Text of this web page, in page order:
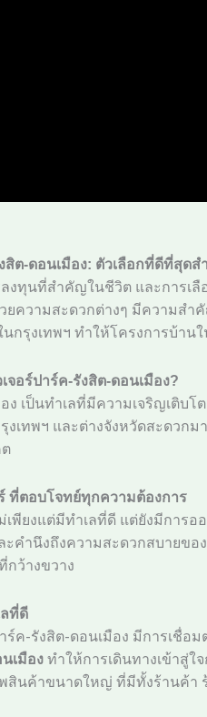
สิต-ดอนเมือง: ตัวเลือกที่ดีที่สุด
งทุนที่สำคัญในชีวิต และการ
ยความสะดวกต่างๆ มีความส
กรุงเทพฯ ทำให้โครงการบ้า
จอร์ปาร์ค-รังสิต-ดอนเมือง?
ง เป็นทำเลที่มีความเจริญเติ
งเทพฯ และต่างจังหวัดสะดวก
ที่ตอบโจทย์ทุกความต้องการ
เพียงแต่มีทำเลที่ดี แต่ยังมีกา
ะคำนึงถึงความสะดวกสบายข
ว้างขวาง
ที่ดี
ร์ค-รังสิต-ดอนเมือง มีการเชื่
เมืองทำให้การเดินทางเข้าสู่ใ
สินค้าขนาดใหญ่ ที่มีทั้งร้านค้า